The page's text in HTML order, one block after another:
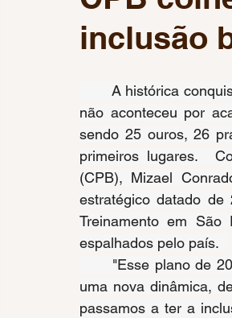
Jogos da Juventude Jogos
Esgrima
Voleibol Feminino Mundial
inclusão
	A histórica conquista do quinto lugar nos Jogos Paralímpicos de Paris-2024 obviamente
não aconteceu por
sendo 25 ouros, 26
primeiros lugares.
(CPB), Mizael
estratégico datado
Treinamento em
espalhados pelo país.
uma nova dinâmica,
passamos a ter a